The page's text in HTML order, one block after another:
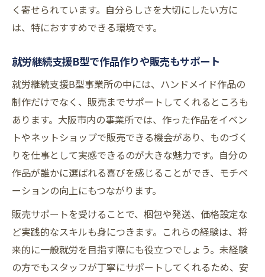
く寄せられています。自分らしさを大切にしたい方に
は、特におすすめできる環境です。
就労継続支援B型で作品作りや販売もサポート
就労継続支援B型事業所の中には、ハンドメイド作品の
制作だけでなく、販売までサポートしてくれるところも
あります。大阪市内の事業所では、作った作品をイベン
トやネットショップで販売できる機会があり、ものづく
りを仕事として実感できるのが大きな魅力です。自分の
作品が誰かに選ばれる喜びを感じることができ、モチベ
ーションの向上にもつながります。
販売サポートを受けることで、梱包や発送、価格設定な
ど実践的なスキルも身につきます。これらの経験は、将
来的に一般就労を目指す際にも役立つでしょう。未経験
の方でもスタッフが丁寧にサポートしてくれるため、安